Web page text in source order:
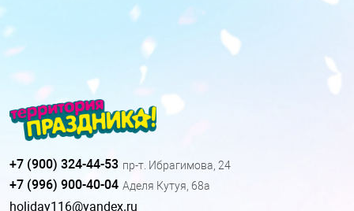
+7 (900) 324-44-53 пр-т. Ибрагимова, 24
+7 (996) 900-40-04 Аделя Кутуя, 68а
holiday116@yandex.ru